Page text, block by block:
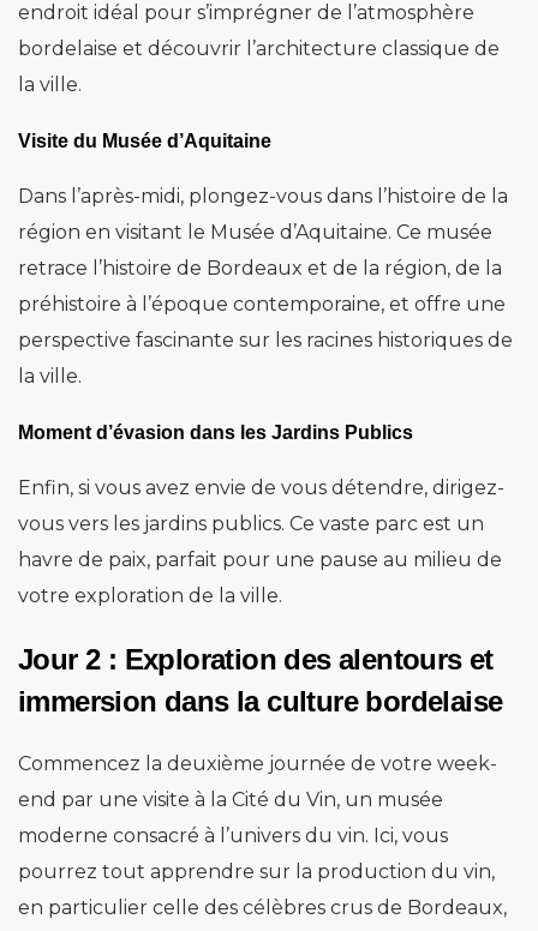
endroit idéal pour s’imprégner de l’atmosphère
bordelaise et découvrir l’architecture classique de
la ville.
Visite du Musée d’Aquitaine
Dans l’après-midi, plongez-vous dans l’histoire de la
région en visitant le Musée d’Aquitaine. Ce musée
retrace l’histoire de Bordeaux et de la région, de la
préhistoire à l’époque contemporaine, et offre une
perspective fascinante sur les racines historiques de
la ville.
Moment d’évasion dans les Jardins Publics
Enfin, si vous avez envie de vous détendre, dirigez-
vous vers les jardins publics. Ce vaste parc est un
havre de paix, parfait pour une pause au milieu de
votre exploration de la ville.
Jour 2 : Exploration des alentours et
immersion dans la culture bordelaise
Commencez la deuxième journée de votre week-
end par une visite à la Cité du Vin, un musée
moderne consacré à l’univers du vin. Ici, vous
pourrez tout apprendre sur la production du vin,
en particulier celle des célèbres crus de Bordeaux,